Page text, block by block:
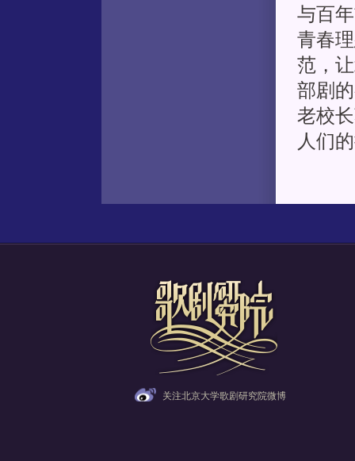
与百
青春
范，
部剧
老校
人们
关注北京大学歌剧研究院微博